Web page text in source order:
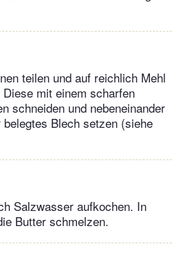
teilen und auf reichlich Mehl
mit einem scharfen
schneiden und nebeneinander
Blech setzen (siehe
Salzwasser aufkochen. In
Butter schmelzen.